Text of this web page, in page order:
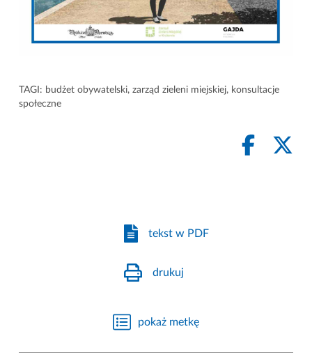
TAGI: budżet obywatelski, zarząd zieleni miejskiej, konsultacje
społeczne
tekst w PDF
drukuj
pokaż metkę